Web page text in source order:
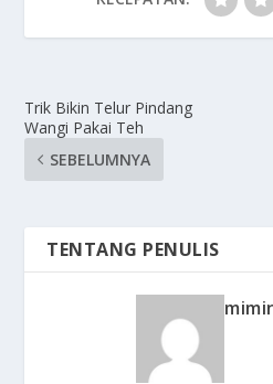
Trik Bikin Telur Pindang
Wangi Pakai Teh
SEBELUMNYA
TENTANG PENULIS